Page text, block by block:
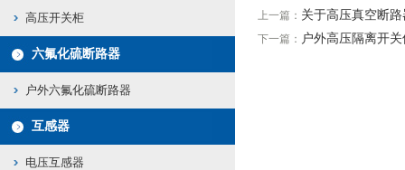
高压开关柜
六氟化硫断路器
户外六氟化硫断路器
互感器
电压互感器
上一篇： 关于高压真空断
下一篇： 户外高压隔离开